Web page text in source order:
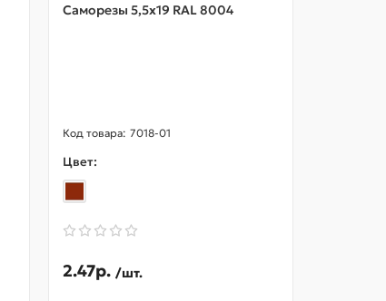
Саморезы 5,5х19 RAL 8004
7018-01
Цвет:
2.47р. /шт.